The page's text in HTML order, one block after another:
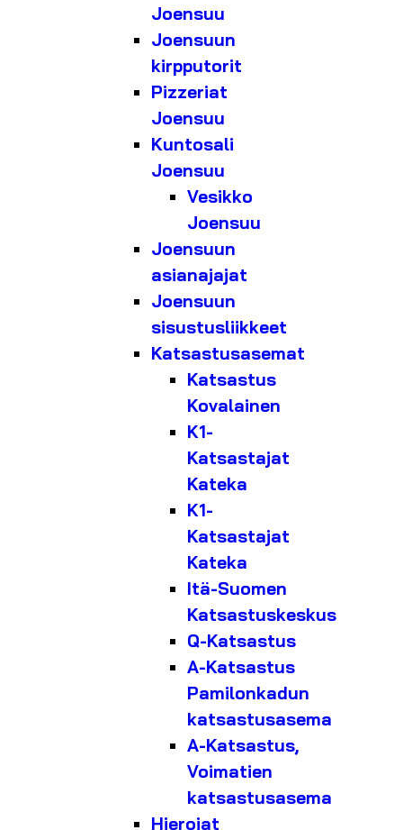
Joensuu
Joensuun
kirpputorit
Pizzeriat
Joensuu
Kuntosali
Joensuu
Vesikko
Joensuu
Joensuun
asianajajat
Joensuun
sisustusliikkeet
Katsastusasemat
Katsastus
Kovalainen
K1-
Katsastajat
Kateka
K1-
Katsastajat
Kateka
Itä-Suomen
Katsastuskeskus
Q-Katsastus
A-Katsastus
Pamilonkadun
katsastusasema
A-Katsastus,
Voimatien
katsastusasema
Hierojat